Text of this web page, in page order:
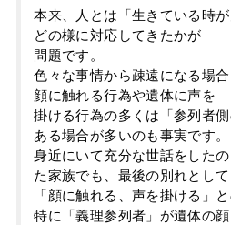
本来、人とは「生きている時
どの様に対応してきたかが
問題です。
色々な事情から疎遠になる場
顔に触れる行為や遺体に声を
掛ける行為の多くは「参列者
ある場合が多いのも事実です。
身近にいて充分な世話をした
た家族でも、最後の別れとして
「顔に触れる、声を掛ける」
特に「義理参列者」が遺体の